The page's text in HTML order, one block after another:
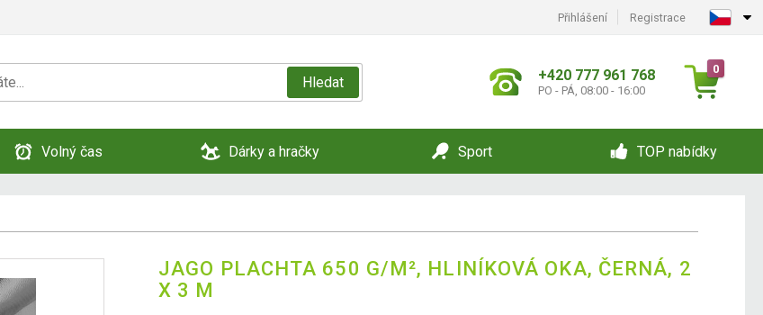
Přihlášení Registrace
Hledat +420 777 961 768
PO - PÁ, 08:00 - 16:00
0
Volný čas Dárky a hračky Sport TOP nabídky
JAGO PLACHTA 650 G/M², HLINÍKOVÁ OKA, ČERNÁ, 2
X 3 M